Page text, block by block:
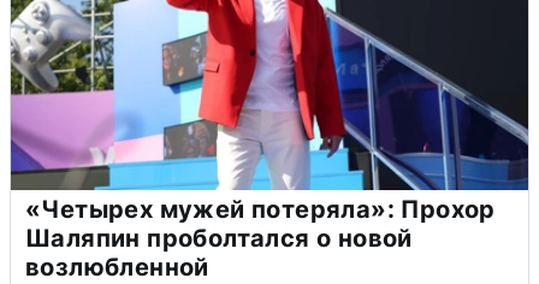
«Четырех мужей потеряла»: Прохор
Шаляпин проболтался о новой
возлюбленной